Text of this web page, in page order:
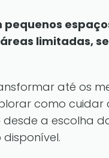
limitadas,
até os
como
a escolha